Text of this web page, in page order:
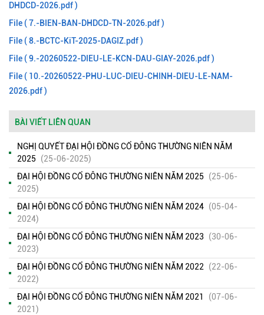
DHDCD-2026.pdf )
File ( 7.-BIEN-BAN-DHDCD-TN-2026.pdf )
File ( 8.-BCTC-KiT-2025-DAGIZ.pdf )
File ( 9.-20260522-DIEU-LE-KCN-DAU-GIAY-2026.pdf )
File ( 10.-20260522-PHU-LUC-DIEU-CHINH-DIEU-LE-NAM-
2026.pdf )
BÀI VIẾT LIÊN QUAN
NGHỊ QUYẾT ĐẠI HỘI ĐỒNG CỔ ĐÔNG THƯỜNG NIÊN NĂM
2025
(25-06-2025)
ĐẠI HỘI ĐỒNG CỔ ĐÔNG THƯỜNG NIÊN NĂM 2025
(25-06-
2025)
ĐẠI HỘI ĐỒNG CỔ ĐÔNG THƯỜNG NIÊN NĂM 2024 (05-04-
2024)
ĐẠI HỘI ĐỒNG CỔ ĐÔNG THƯỜNG NIÊN NĂM 2023
(30-06-
2023)
ĐẠI HỘI ĐỒNG CỔ ĐÔNG THƯỜNG NIÊN NĂM 2022 (22-06-
2022)
ĐẠI HỘI ĐỒNG CỔ ĐÔNG THƯỜNG NIÊN NĂM 2021
(07-06-
2021)
KẾT QUẢ QUAN TRẮC MÔI TRƯỜNG QUÝ 2 NĂM 2026